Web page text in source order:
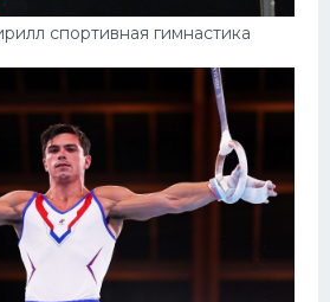
спортивная гимнастика